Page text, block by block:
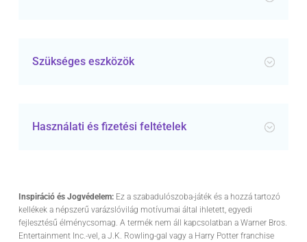
Szükséges eszközök
Használati és fizetési feltételek
Inspiráció és Jogvédelem:Ez a szabadulószoba-játék és a hozzá tartozó
kellékek a népszerű varázslóvilág motívumai által ihletett, egyedi
fejlesztésű élménycsomag. A termék nem áll kapcsolatban a Warner Bros.
Entertainment Inc.-vel, a J.K. Rowling-gal vagy a Harry Potter franchise